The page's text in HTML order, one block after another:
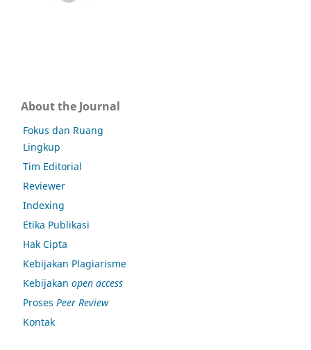
About the Journal
Fokus dan Ruang
Lingkup
Tim Editorial
Reviewer
Indexing
Etika Publikasi
Hak Cipta
Kebijakan Plagiarisme
Kebijakan open access
Proses Peer Review
Kontak